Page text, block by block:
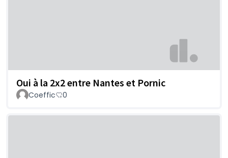
Oui à la 2x2 entre Nantes et Pornic
Coeffic 0